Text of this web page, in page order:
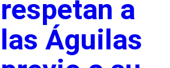
respetan a
las Águilas